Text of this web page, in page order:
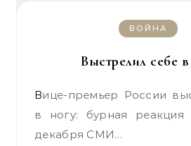
ВОЙНА
Выстрелил себе
Вице-премьер России выстрелил себе
в ногу: бурная реакция
декабря СМИ…